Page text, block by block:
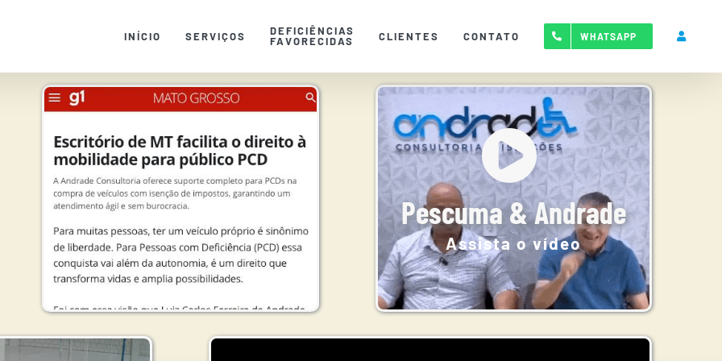
INÍCIO SERVIÇOS
DEFICIÊNCIAS
FAVORECIDAS
CLIENTES CONTATO WHATSAPP
Pescuma & Andrade
Assista o vídeo